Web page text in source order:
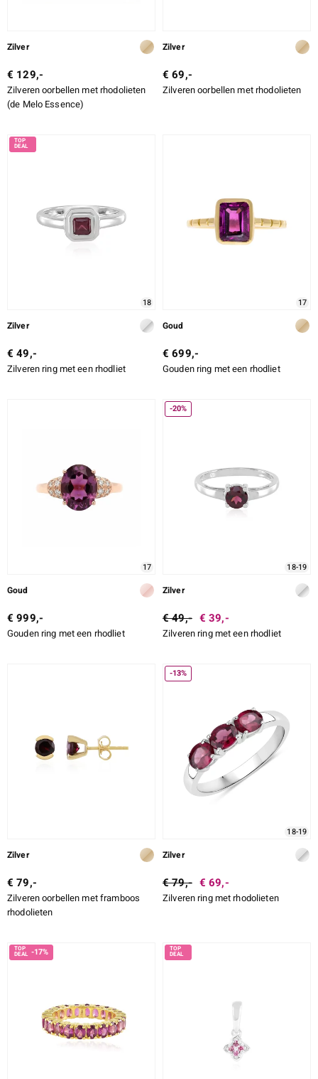
Zilver
€ 129,-
Zilveren oorbellen met rhodolieten
(de Melo Essence)
Zilver
€ 69,-
Zilveren oorbellen met rhodolieten
18
Zilver
€ 49,-
Zilveren ring met een rhodliet
17
Goud
€ 699,-
Gouden ring met een rhodliet
17
Goud
€ 999,-
Gouden ring met een rhodliet
-20%
18-19
Zilver
€ 49,- € 39,-
Zilveren ring met een rhodliet
Zilver
€ 79,-
Zilveren oorbellen met framboos
rhodolieten
-13%
18-19
Zilver
€ 79,- € 69,-
Zilveren ring met rhodolieten
-17%